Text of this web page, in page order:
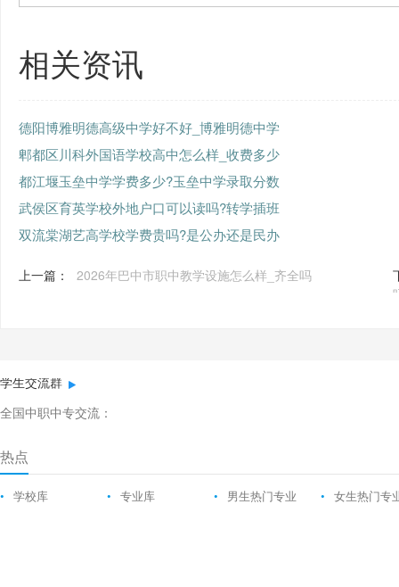
相关资讯
德阳博雅明德高级中学好不好_博雅明德中学
郫都区川科外国语学校高中怎么样_收费多少
都江堰玉垒中学学费多少?玉垒中学录取分数
武侯区育英学校外地户口可以读吗?转学插班
双流棠湖艺高学校学费贵吗?是公办还是民办
上一篇： 2026年巴中市职中教学设施怎么样_齐全吗
学生交流群
全国中职中专交流：
热点
• 学校库 • 专业库 • 男生热门专业 • 女生热门专